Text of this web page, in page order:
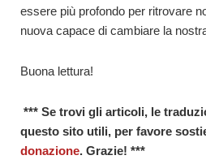
essere più profondo per ritrovare
nuova capace di cambiare la
Buona lettura!
*** Se trovi gli articoli, le
questo sito utili, per favore
donazione. Grazie! ***